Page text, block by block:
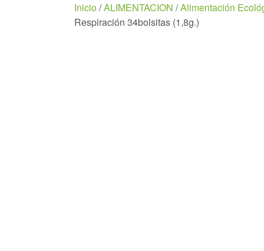
Inicio/ALIMENTACION /Alimentación
Respiración 34bolsitas (1,8g.)